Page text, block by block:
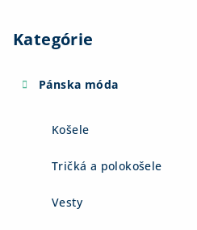
Kategórie
Pánska móda
Košele
Tričká a polokošele
Vesty